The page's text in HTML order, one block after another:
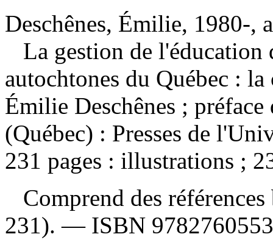
Deschênes, Émilie, 1980-,
La gestion de l'éducation
autochtones du Québec :
Émilie Deschênes ;
(Québec) : Presses de
231 pages : illustrations ;
Comprend des
231). — ISBN